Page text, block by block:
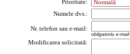
Prioritate:
Numele dvs.:
Nr. telefon sau e-mail:
obligatoriu e-
Modificarea solicitată: